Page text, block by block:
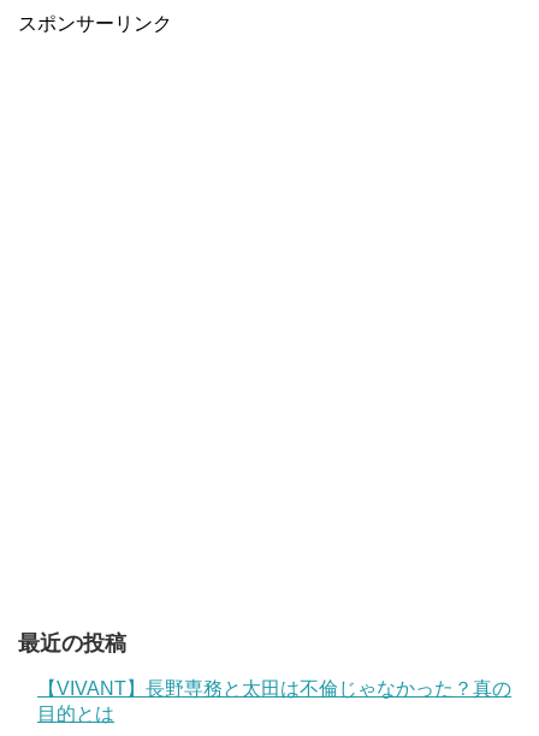
スポンサーリンク
最近の投稿
【VIVANT】長野専務と太田は不倫じゃなかった？真の
目的とは